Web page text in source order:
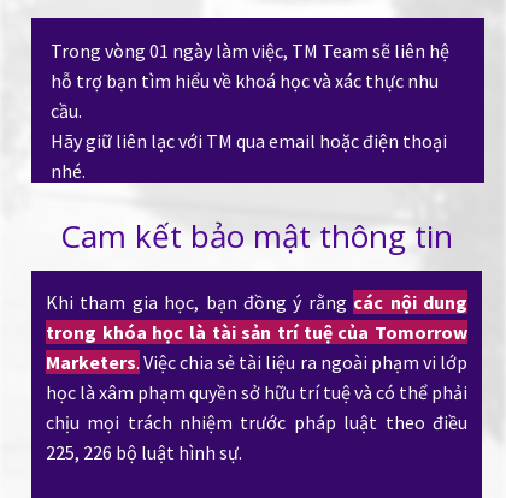
Trong vòng 01 ngày làm việc, TM Team sẽ liên hệ
hỗ trợ bạn tìm hiểu về khoá học và xác thực nhu
cầu.
Hãy giữ liên lạc với TM qua email hoặc điện thoại
nhé.
Khi tham gia học, bạn đồng ý rằng các nội dung
trong khóa học là tài sản trí tuệ của Tomorrow
Marketers. Việc chia sẻ tài liệu ra ngoài phạm vi lớp
học là xâm phạm quyền sở hữu trí tuệ và có thể phải
chịu mọi trách nhiệm trước pháp luật theo điều
225, 226 bộ luật hình sự.
Cam kết bảo mật thông tin